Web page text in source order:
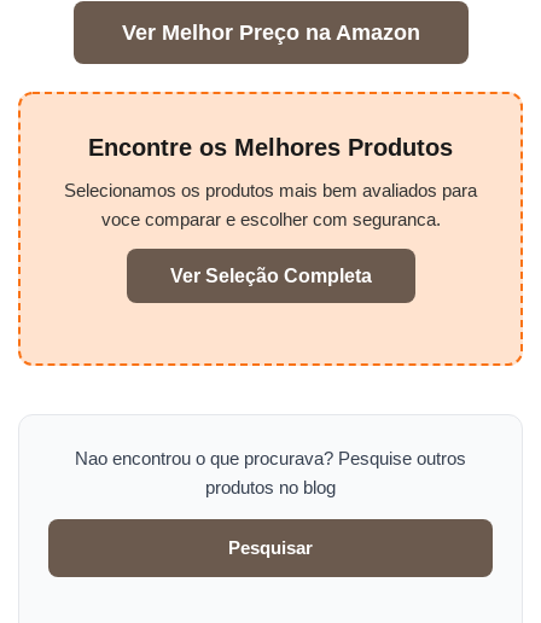
Ver Melhor Preço na Amazon
Encontre os Melhores Produtos
Selecionamos os produtos mais bem avaliados para
voce comparar e escolher com seguranca.
Ver Seleção Completa
Nao encontrou o que procurava? Pesquise outros
produtos no blog
Pesquisar